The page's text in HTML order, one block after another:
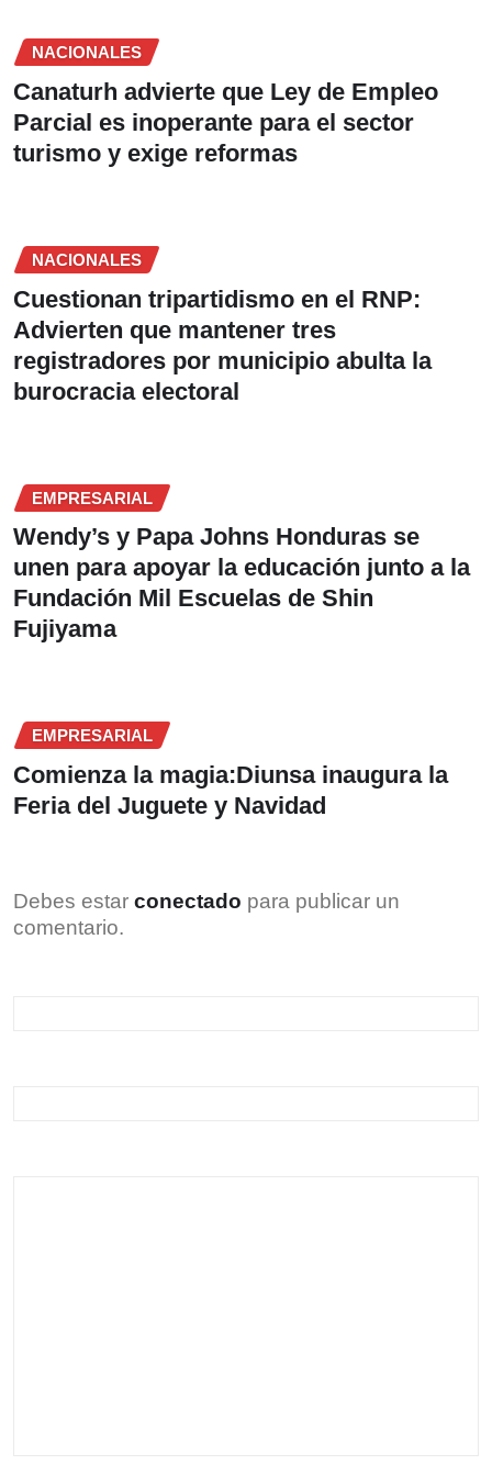
NACIONALES
Canaturh advierte que Ley de Empleo
Parcial es inoperante para el sector
turismo y exige reformas
NACIONALES
Cuestionan tripartidismo en el RNP:
Advierten que mantener tres
registradores por municipio abulta la
burocracia electoral
EMPRESARIAL
Wendy’s y Papa Johns Honduras se
unen para apoyar la educación junto a la
Fundación Mil Escuelas de Shin
Fujiyama
EMPRESARIAL
Comienza la magia:Diunsa inaugura la
Feria del Juguete y Navidad
Debes estar conectado para publicar un
comentario.